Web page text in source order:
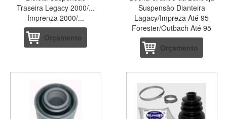
Traseira Legacy 2000/...
Imprenza 2000/...
Orçamento
Suspensão Dianteira
Lagacy/Impreza Até 95
Forester/Outbach Até 95
Orçamento